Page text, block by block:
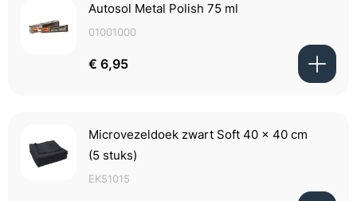
Autosol Metal Polish 75 ml
01001000
€ 6,95
Microvezeldoek zwart Soft 40 x 40 cm
(5 stuks)
EK51015